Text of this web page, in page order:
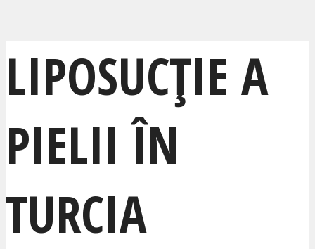
LIPOSUCȚIE A
PIELII ÎN
TURCIA